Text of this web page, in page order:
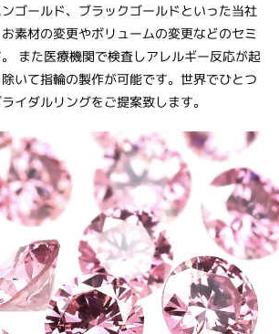
ゴールド、ブラックゴールドといった当社
素材の変更やボリュームの変更などのセミ
また医療機関で検査しアレルギー反応が起
いて指輪の製作が可能です。世界でひとつ
イダルリングをご提案致します。